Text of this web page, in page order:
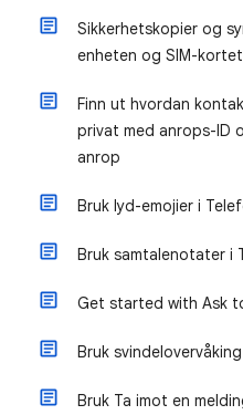
Sikkerhetskopier og
enheten og SIM-kortet
Finn ut hvordan
privat med anrops-ID
anrop
Bruk lyd-emojier i
Bruk samtalenotater i
Get started with Ask
Bruk svindelovervåking
Bruk Ta imot en